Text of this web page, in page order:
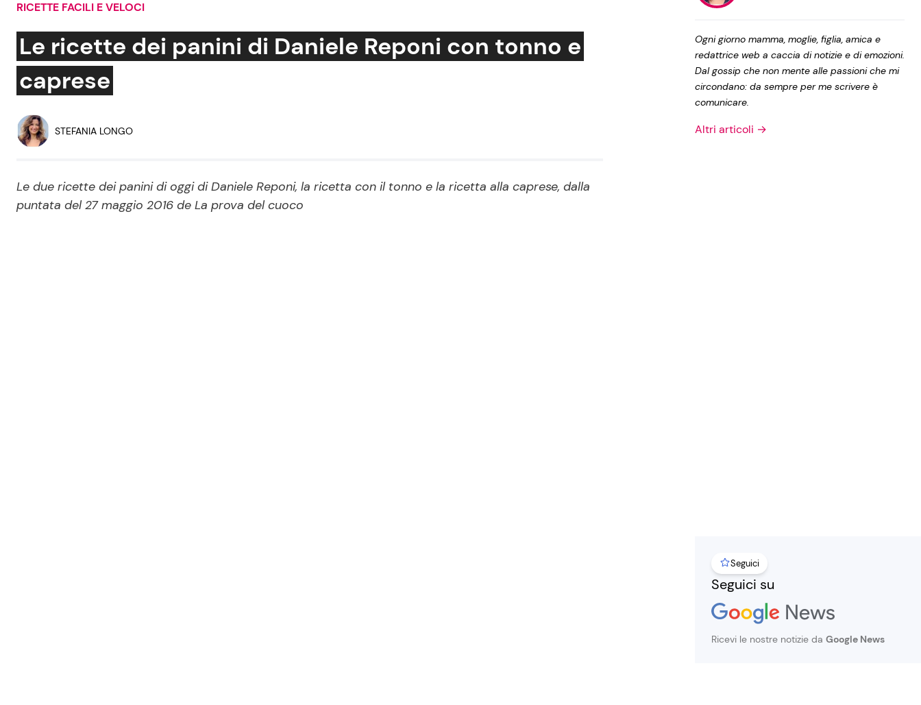
Social News
News dal mondo
Mondo Mamma
News benessere
Le Ricette in TV
Privacy Policy
RICETTE FACILI E VELOCI
Le ricette dei panini di Daniele Reponi con tonno e
caprese
STEFANIA LONGO
Le due ricette dei panini di oggi di Daniele Reponi, la ricetta con il tonno e la ricetta alla caprese, dalla
puntata del 27 maggio 2016 de La prova del cuoco
Ogni giorno mamma, moglie, figlia, amica e
redattrice web a caccia di notizie e di emozioni.
Dal gossip che non mente alle passioni che mi
circondano: da sempre per me scrivere è
comunicare.
Altri articoli →
Seguici
Seguici su
Ricevi le nostre notizie da Google News